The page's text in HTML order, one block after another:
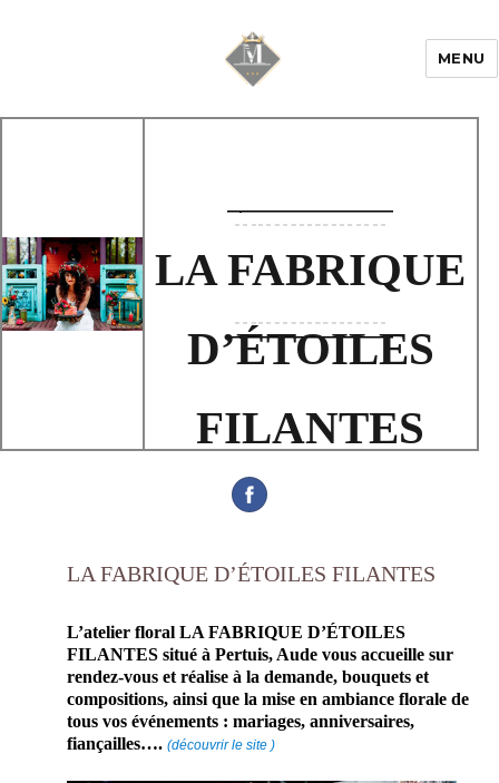
MENU
LA FABRIQUE
D’ÉTOILES
FILANTES
LA FABRIQUE D’ÉTOILES FILANTES
L’atelier floral LA FABRIQUE D’ÉTOILES
FILANTES situé à Pertuis, Aude vous accueille sur
rendez-vous et réalise à la demande, bouquets et
compositions, ainsique la mise en ambiance florale de
tous vos événements : mariages, anniversaires,
fiançailles…. (découvrir le site )